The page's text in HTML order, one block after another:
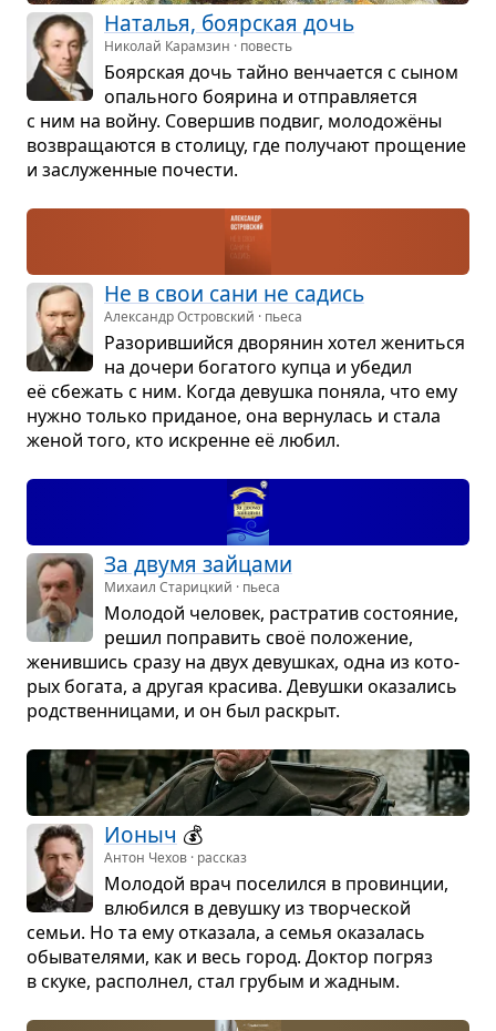
Ната­лья, бояр­ская дочь
Николай Карамзин · повесть
Бояр­ская дочь тайно вен­ча­ется с сыном
опаль­ного боярина и отправ­ля­ется
с ним на войну. Совер­шив подвиг, моло­дожёны
воз­вра­ща­ются в сто­лицу, где полу­чают про­ще­ние
и заслу­жен­ные поче­сти.
Не в свои сани не садись
Александр Островский · пьеса
Разо­рив­шийся дво­ря­нин хотел жениться
на дочери бога­того купца и убе­дил
её сбе­жать с ним. Когда девушка поняла, что ему
нужно только при­да­ное, она вер­ну­лась и стала
женой того, кто искренне её любил.
За двумя зай­цами
Михаил Старицкий · пьеса
Моло­дой чело­век, рас­тра­тив состо­я­ние,
решил попра­вить своё поло­же­ние,
женив­шись сразу на двух девуш­ках, одна из кото­
рых богата, а дру­гая кра­сива. Девушки ока­за­лись
род­ствен­ни­цами, и он был рас­крыт.
Ионыч 💰
Антон Чехов · рассказ
Моло­дой врач посе­лился в про­вин­ции,
влю­бился в девушку из твор­че­ской
семьи. Но та ему отка­зала, а семья ока­за­лась
обы­ва­те­лями, как и весь город. Док­тор погряз
в скуке, рас­пол­нел, стал гру­бым и жад­ным.